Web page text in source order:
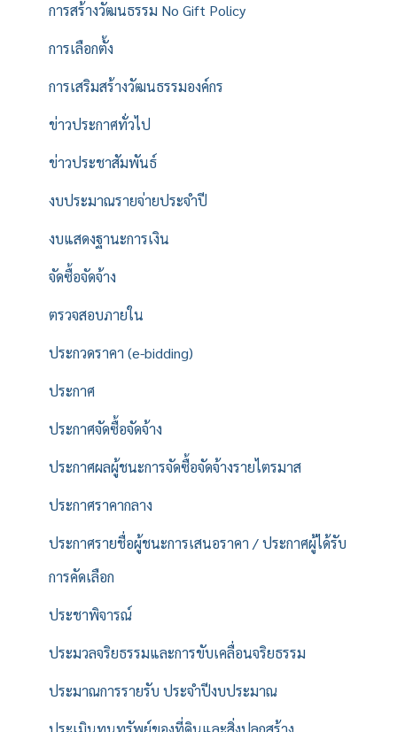
การสร้างวัฒนธรรม No Gift Policy
การเลือกตั้ง
การเสริมสร้างวัฒนธรรมองค์กร
ข่าวประกาศทั่วไป
ข่าวประชาสัมพันธ์
งบประมาณรายจ่ายประจำปี
งบแสดงฐานะการเงิน
จัดซื้อจัดจ้าง
ตรวจสอบภายใน
ประกวดราคา (e-bidding)
ประกาศ
ประกาศจัดซื้อจัดจ้าง
ประกาศผลผู้ชนะการจัดซื้อจัดจ้างรายไตรมาส
ประกาศราคากลาง
ประกาศรายชื่อผู้ชนะการเสนอราคา / ประกาศผู้ได้รับ
การคัดเลือก
ประชาพิจารณ์
ประมวลจริยธรรมและการขับเคลื่อนจริยธรรม
ประมาณการรายรับ ประจำปีงบประมาณ